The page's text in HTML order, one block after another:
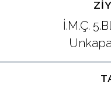
İ.M.Ç.